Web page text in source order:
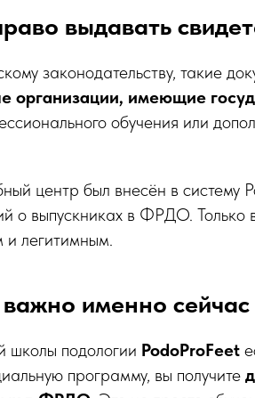
выдавать
законодательству, такие
организации, имеющие
обучения или
центр был внесён в систему
о выпускниках в ФРДО. Только
и легитимным.
именно сейчас
подологии PodoProFeet
программу, вы получите